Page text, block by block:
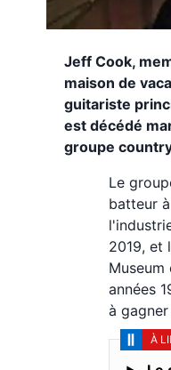
Jeff Cook,
maison de
guitariste
est décédé
groupe
Le
batteur
2019, et
années
à
À